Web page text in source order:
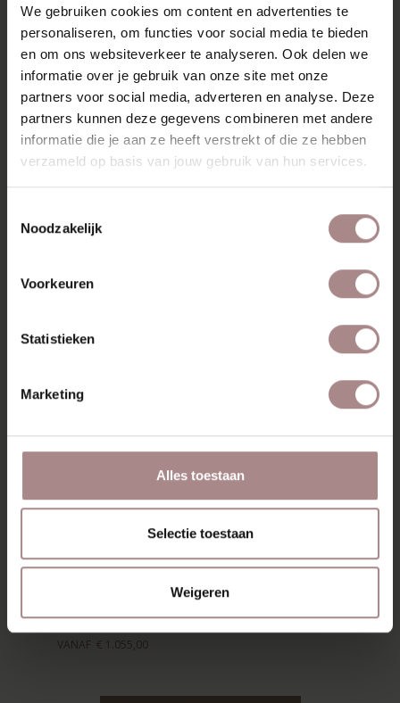
We gebruiken cookies om content en advertenties te
personaliseren, om functies voor social media te bieden
en om ons websiteverkeer te analyseren. Ook delen we
informatie over je gebruik van onze site met onze
partners voor social media, adverteren en analyse. Deze
partners kunnen deze gegevens combineren met andere
informatie die je aan ze heeft verstrekt of die ze hebben
verzameld op basis van jouw gebruik van hun services.
Noodzakelijk
Voorkeuren
Statistieken
Marketing
Alles toestaan
Selectie toestaan
Weigeren
design.
Jarenlang zorgeloos genieten? Bestel de vlekken- en
constructieservice van Oranje Furniture Care (All In House
service
MOGELIJKHEDEN
SAV & ØKSE BANKEN COLLECTIE
GARANTIE
RECENT BEKEKEN
2-ZITSBANK OTTI
VANAF € 1.055,00